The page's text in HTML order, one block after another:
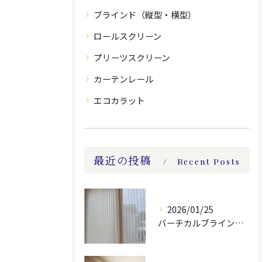
ブラインド（縦型・横型）
ロールスクリーン
プリーツスクリーン
カーテンレール
エコカラット
最近の投稿 Recent Posts
2026/01/25
バーチカルブラインドのレース付きツーウェイスタイル